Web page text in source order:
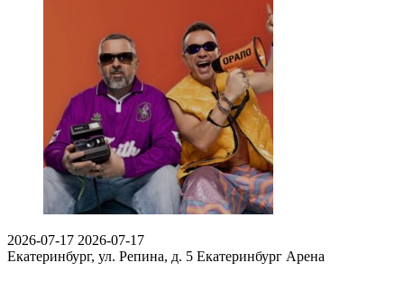
2026-07-17 2026-07-17
Екатеринбург, ул. Репина, д. 5 Екатеринбург Арена